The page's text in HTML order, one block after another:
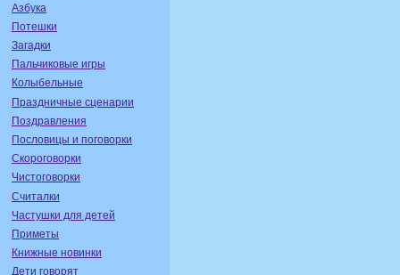
Азбука
Потешки
Загадки
Пальчиковые игры
Колыбельные
Праздничные сценарии
Поздравления
Пословицы и поговорки
Скороговорки
Чистоговорки
Считалки
Частушки для детей
Приметы
Книжные новинки
Дети говорят